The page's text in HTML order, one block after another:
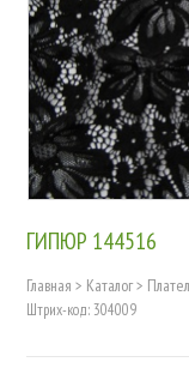
ГИПЮР 144516
Главная > Каталог>
Штрих-код: 304009